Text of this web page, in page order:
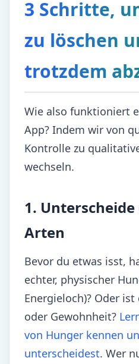
3 Schritte,
zu löschen
trotzdem
Wie also funktioniert
App? Indem wir von
Kontrolle zu
wechseln.
1.
Arten
Bevor du etwas isst,
echter, physischer
Energieloch)? Oder
oder Gewohnheit?
von Hunger kennen
unterscheidest. Wer